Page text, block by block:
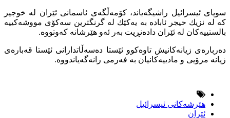
سوپای ئیسرائیل راشیگەیاند، كۆمەڵگەی ئاسمانی ئێران لە خوجیر
كە لە نزیك حیجر ئابادە بە یەكێك لە گرنگترین سەكۆی مووشەكییە
بالستییەكان لە ئێران دادەنڕیت بەر ئەو هێرشانە كەوتووە.
دەربارەی زیانەكانیش تاوەكوو ئێستا دەسەڵاتدارانی ئێستا قەبارەی
زیانە مرۆیی و مادییەكانیان بە فەرمی رانەگەیاندووە.
هێرشەكانی ئیسرائیل
ئێران